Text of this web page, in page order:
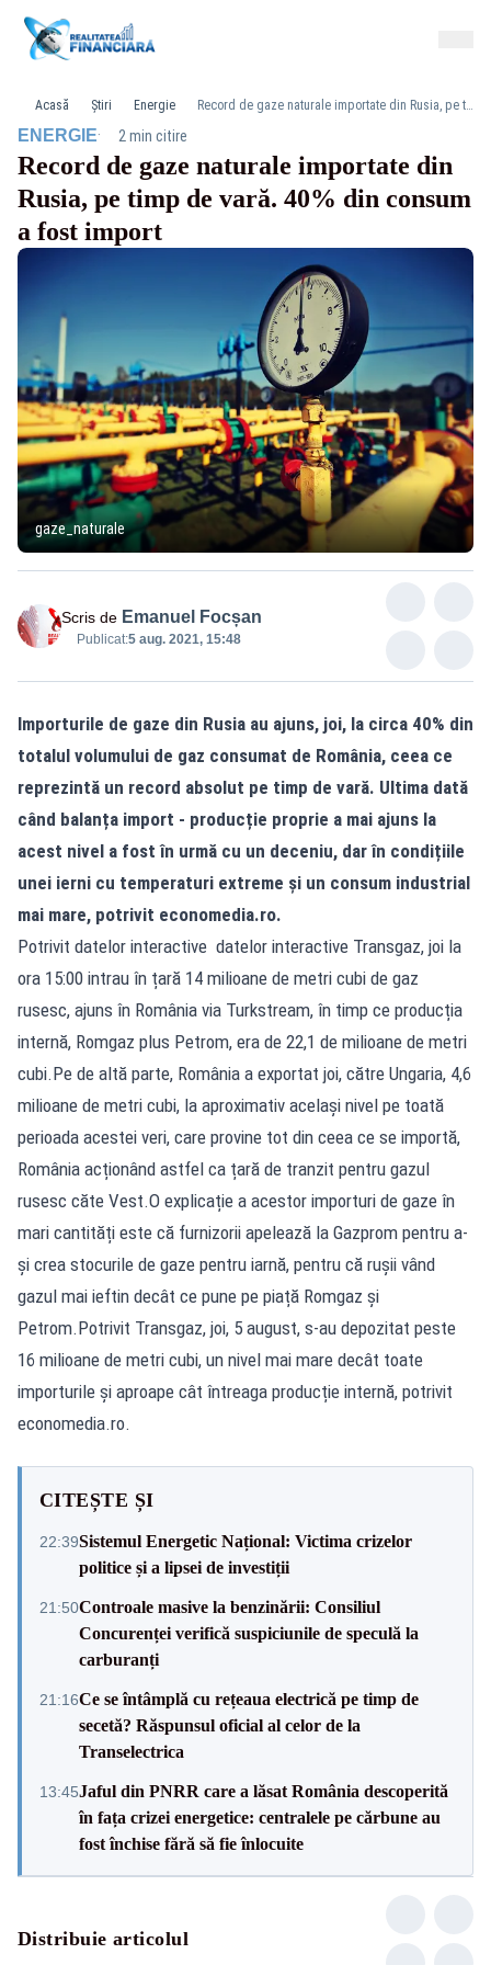
Acasă Știri Energie Record de gaze naturale importate din Rusia, pe timp de vară. 40% din consum a fost import
ENERGIE· 2 min citire
Record de gaze naturale importate din
Rusia, pe timp de vară. 40% din consum
a fost import
gaze_naturale
Scris de Emanuel Focșan
Publicat:5 aug. 2021, 15:48
Importurile de gaze din Rusia au ajuns, joi, la circa 40% din
totalul volumului de gaz consumat de România, ceea ce
reprezintă un record absolut pe timp de vară. Ultima dată
când balanța import - producție proprie a mai ajuns la
acest nivel a fost în urmă cu un deceniu, dar în condițiile
unei ierni cu temperaturi extreme și un consum industrial
mai mare, potrivit economedia.ro.
Potrivit datelor interactive datelor interactive Transgaz, joi la
ora 15:00 intrau în țară 14 milioane de metri cubi de gaz
rusesc, ajuns în România via Turkstream, în timp ce producția
internă, Romgaz plus Petrom, era de 22,1 de milioane de metri
cubi.Pe de altă parte, România a exportat joi, către Ungaria, 4,6
milioane de metri cubi, la aproximativ același nivel pe toată
perioada acestei veri, care provine tot din ceea ce se importă,
România acționând astfel ca țară de tranzit pentru gazul
rusesc căte Vest.O explicație a acestor importuri de gaze în
mari cantități este că furnizorii apelează la Gazprom pentru a-
și crea stocurile de gaze pentru iarnă, pentru că rușii vând
gazul mai ieftin decât ce pune pe piață Romgaz și
Petrom.Potrivit Transgaz, joi, 5 august, s-au depozitat peste
16 milioane de metri cubi, un nivel mai mare decât toate
importurile și aproape cât întreaga producție internă, potrivit
economedia.ro.
CITEȘTE ȘI
22:39Sistemul Energetic Național: Victima crizelor
politice și a lipsei de investiții
21:50Controale masive la benzinării: Consiliul
Concurenței verifică suspiciunile de speculă la
carburanți
21:16Ce se întâmplă cu rețeaua electrică pe timp de
secetă? Răspunsul oficial al celor de la
Transelectrica
13:45Jaful din PNRR care a lăsat România descoperită
în fața crizei energetice: centralele pe cărbune au
fost închise fără să fie înlocuite
Distribuie articolul